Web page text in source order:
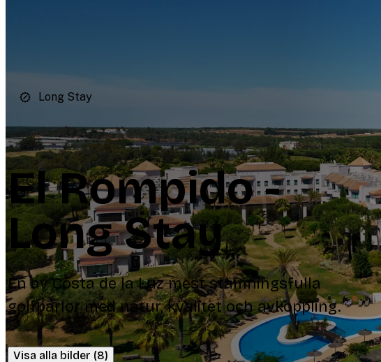
Long Stay
El Rompido -
Long Stay
En av Costa de la Luz mest stämningsfulla
golfpärlor med natur, kvalitet och avkoppling.
Visa alla bilder (8)